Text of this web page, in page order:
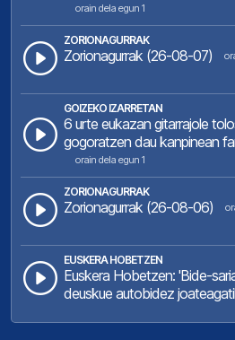
orain dela egun 1
ZORIONAGURRAK
Zorionagurrak (26-08-07)
GOIZEKO IZARRETAN
6 urte eukazan gitarrajole
gogoratzen dau kanpinean
orain dela egun 1
ZORIONAGURRAK
Zorionagurrak (26-08-06)
EUSKERA HOBETZEN
Euskera Hobetzen: 'Bide-
deuskue autobidez